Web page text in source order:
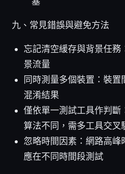
九、常見錯誤與避免方法
忘記清空緩存與背景任務
景流量
同時測量多個裝置：裝
混淆結果
僅依單一測試工具作判斷
算法不同，需多工具交叉
忽略時間因素：網路高峰
應在不同時間段測試